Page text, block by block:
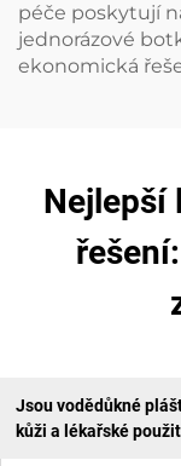
péče poskytují
jednorázové
ekonomická
Nejlepší
Jsou vodědůkné
kůži a lékařské